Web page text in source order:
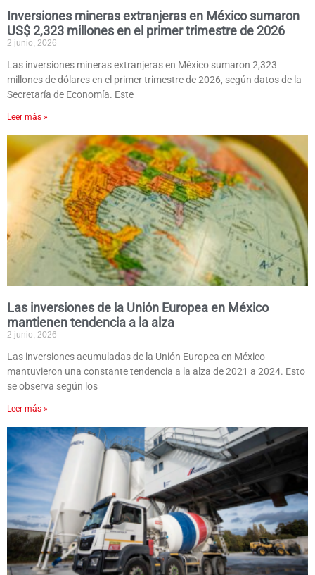
Inversiones mineras extranjeras en México sumaron
US$ 2,323 millones en el primer trimestre de 2026
2 junio, 2026
Las inversiones mineras extranjeras en México sumaron 2,323
millones de dólares en el primer trimestre de 2026, según datos de la
Secretaría de Economía. Este
Leer más »
Las inversiones de la Unión Europea en México
mantienen tendencia a la alza
2 junio, 2026
Las inversiones acumuladas de la Unión Europea en México
mantuvieron una constante tendencia a la alza de 2021 a 2024. Esto
se observa según los
Leer más »